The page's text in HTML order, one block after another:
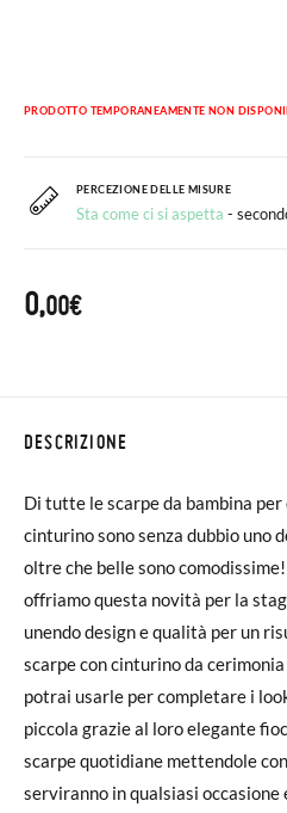
PRODOTTO TEMPORANEAMENTE NON
PERCEZIONE DELLE MISURE
Sta come ci si aspetta -
0,00€
DESCRIZIONE
Di tutte le scarpe da bambina
cinturino sono senza dubbio uno
oltre che belle sono
offriamo questa novità per la
unendo design e qualità per un
scarpe con cinturino da
potrai usarle per completare i
piccola grazie al loro elegante
scarpe quotidiane mettendole
serviranno in qualsiasi occasione